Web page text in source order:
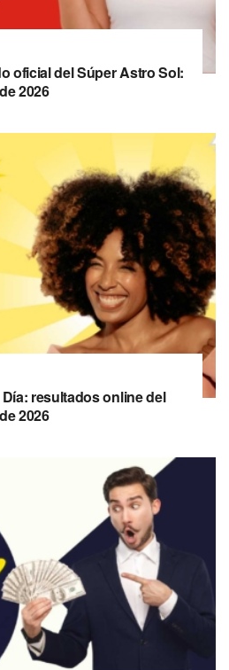
oficial del Súper Astro Sol:
2026
resultados online del
2026